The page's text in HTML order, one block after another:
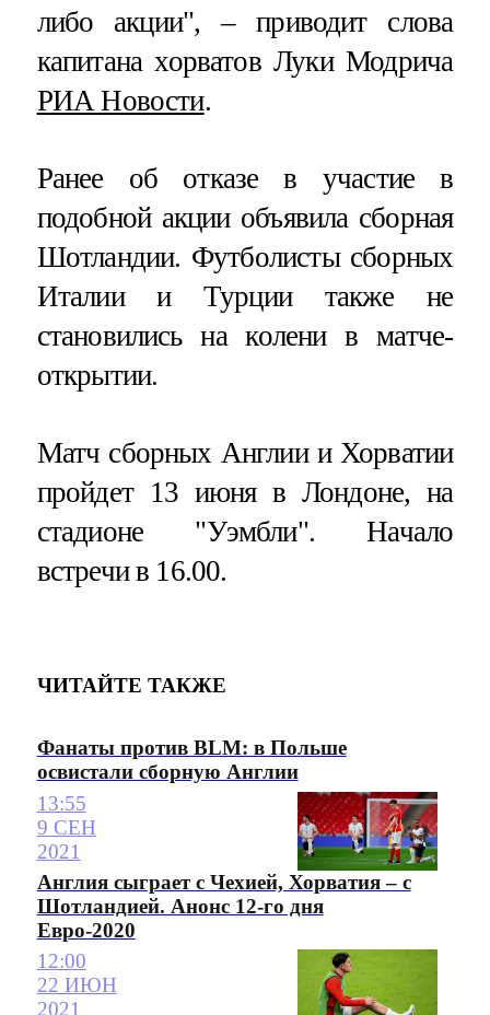
либо акции", – приводит слова
капитана хорватов Луки Модрича
РИА Новости.
Ранее об отказе в участие в
подобной акции объявила сборная
Шотландии. Футболисты сборных
Италии и Турции также не
становились на колени в матче-
открытии.
Матч сборных Англии и Хорватии
пройдет 13 июня в Лондоне, на
стадионе "Уэмбли". Начало
встречи в 16.00.
ЧИТАЙТЕ ТАКЖЕ
Фанаты против BLM: в Польше
освистали сборную Англии
13:55
9 СЕН
2021
Англия сыграет с Чехией, Хорватия – с
Шотландией. Анонс 12-го дня
Евро-2020
12:00
22 ИЮН
2021